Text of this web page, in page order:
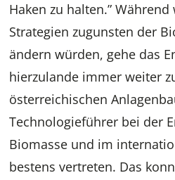
Haken zu halten.”
Strategien zugunsten der
ändern würden, gehe das
hierzulande immer weiter
österreichischen
Technologieführer bei der
Biomasse und im
bestens vertreten. Das